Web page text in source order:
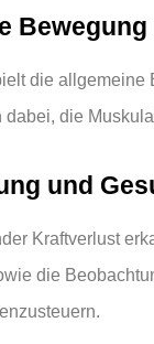
die
dabei, die
und
Kraftverlust
die